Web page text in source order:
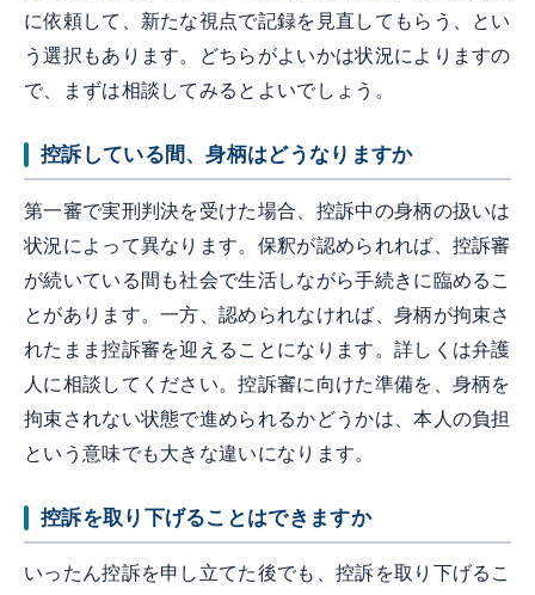
に依頼して、新たな視点で記録を見直してもらう、とい
う選択もあります。どちらがよいかは状況によりますの
で、まずは相談してみるとよいでしょう。
控訴している間、身柄はどうなりますか
第一審で実刑判決を受けた場合、控訴中の身柄の扱いは
状況によって異なります。保釈が認められれば、控訴審
が続いている間も社会で生活しながら手続きに臨めるこ
とがあります。一方、認められなければ、身柄が拘束さ
れたまま控訴審を迎えることになります。詳しくは弁護
人に相談してください。控訴審に向けた準備を、身柄を
拘束されない状態で進められるかどうかは、本人の負担
という意味でも大きな違いになります。
控訴を取り下げることはできますか
いったん控訴を申し立てた後でも、控訴を取り下げるこ